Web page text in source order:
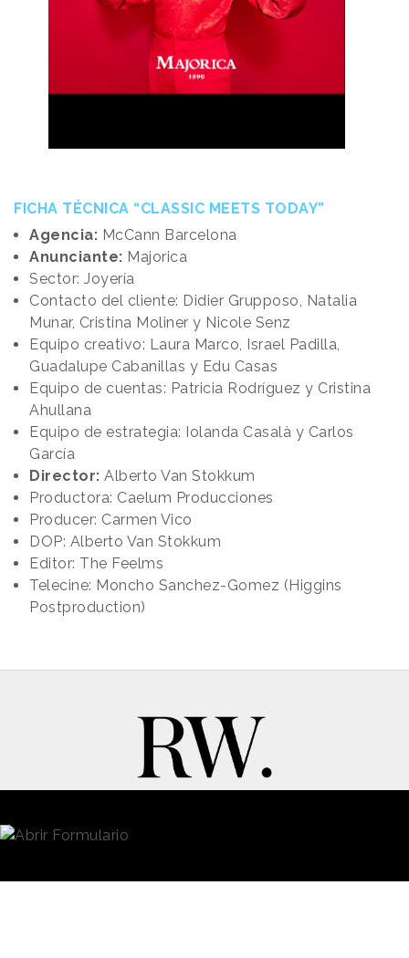
FICHA TÉCNICA “CLASSIC MEETS TODAY”
Agencia: McCann Barcelona
Anunciante: Majorica
Sector: Joyería
Contacto del cliente: Didier Grupposo, Natalia
Munar, Cristina Moliner y Nicole Senz
Equipo creativo: Laura Marco, Israel Padilla,
Guadalupe Cabanillas y Edu Casas
Equipo de cuentas: Patricia Rodríguez y Cristina
Ahullana
Equipo de estrategia: Iolanda Casalà y Carlos
García
Director: Alberto Van Stokkum
Productora: Caelum Producciones
Producer: Carmen Vico
DOP: Alberto Van Stokkum
Editor: The Feelms
Telecine: Moncho Sanchez-Gomez (Higgins
Postproduction)
Contacto